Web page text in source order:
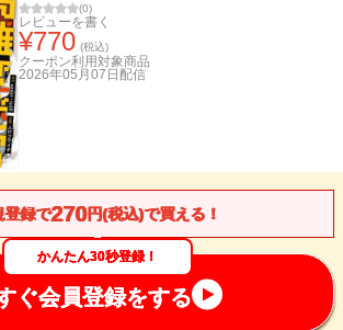
(0)
レビューを書く
¥770 (税込)
クーポン利用対象商品
2026年05月07日 配信
登録で270円(税込)で買える！
かんたん30秒登録！
ぐ会員登録をする